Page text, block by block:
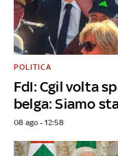
FdI: Cgil volta
belga: Siamo
POLITICA
08 ago - 12:58